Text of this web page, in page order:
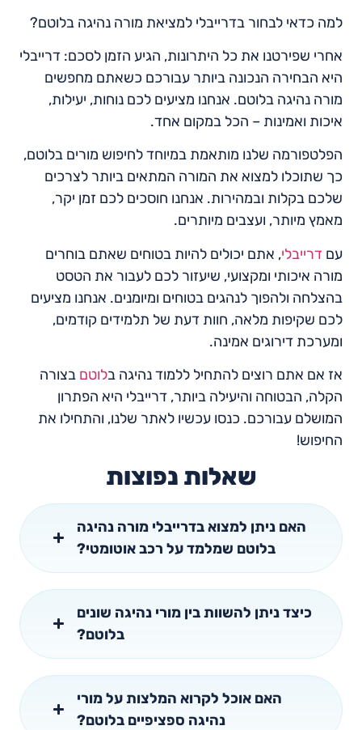
למה כדאי לבחור בדרייבלי למציאת מורה נהיגה בלוטם?
אחרי שפירטנו את כל היתרונות, הגיע הזמן לסכם: דרייבלי
היא הבחירה הנכונה ביותר עבורכם כשאתם מחפשים
מורה נהיגה בלוטם. אנחנו מציעים לכם נוחות, יעילות,
איכות ואמינות – הכל במקום אחד.
הפלטפורמה שלנו מותאמת במיוחד לחיפוש מורים בלוטם,
כך שתוכלו למצוא את המורה המתאים ביותר לצרכים
שלכם בקלות ובמהירות. אנחנו חוסכים לכם זמן יקר,
מאמץ מיותר, ועצבים מיותרים.
עם דרייבלי, אתם יכולים להיות בטוחים שאתם בוחרים
מורה איכותי ומקצועי, שיעזור לכם לעבור את הטסט
בהצלחה ולהפוך לנהגים בטוחים ומיומנים. אנחנו מציעים
לכם שקיפות מלאה, חוות דעת של תלמידים קודמים,
ומערכת דירוגים אמינה.
אז אם אתם רוצים להתחיל ללמוד נהיגה בלוטם בצורה
הקלה, הבטוחה והיעילה ביותר, דרייבלי היא הפתרון
המושלם עבורכם. כנסו עכשיו לאתר שלנו, והתחילו את
החיפוש!
שאלות נפוצות
האם ניתן למצוא בדרייבלי מורה נהיגה
בלוטם שמלמד על רכב אוטומטי?
כיצד ניתן להשוות בין מורי נהיגה שונים
בלוטם?
האם אוכל לקרוא המלצות על מורי
נהיגה ספציפיים בלוטם?